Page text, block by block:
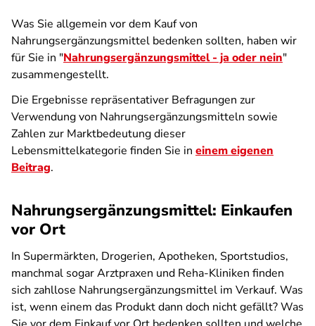
Was Sie allgemein vor dem Kauf von
Nahrungsergänzungsmittel bedenken sollten, haben wir
für Sie in "Nahrungsergänzungsmittel - ja oder nein"
zusammengestellt.
Die Ergebnisse repräsentativer Befragungen zur
Verwendung von Nahrungsergänzungsmitteln sowie
Zahlen zur Marktbedeutung dieser
Lebensmittelkategorie finden Sie in einem eigenen
Beitrag.
Nahrungsergänzungsmittel: Einkaufen
vor Ort
In Supermärkten, Drogerien, Apotheken, Sportstudios,
manchmal sogar Arztpraxen und Reha-Kliniken finden
sich zahllose Nahrungsergänzungsmittel im Verkauf. Was
ist, wenn einem das Produkt dann doch nicht gefällt? Was